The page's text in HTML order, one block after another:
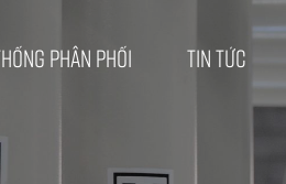
phân phối Tin tức